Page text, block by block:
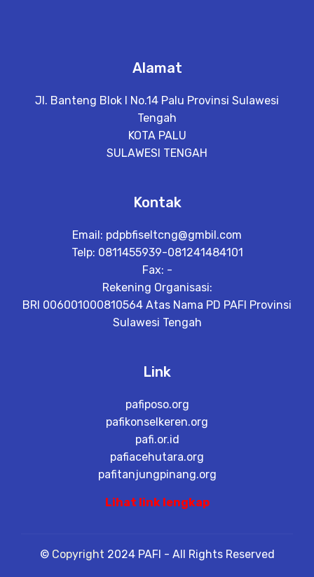
Alamat
Jl. Banteng Blok I No.14 Palu Provinsi Sulawesi
Tengah
KOTA PALU
SULAWESI TENGAH
Kontak
Email: pdpbfiseltcng@gmbil.com
Telp: 0811455939-081241484101
Fax: -
Rekening Organisasi:
BRI 006001000810564 Atas Nama PD PAFI Provinsi
Sulawesi Tengah
Link
pafiposo.org
pafikonselkeren.org
pafi.or.id
pafiacehutara.org
pafitanjungpinang.org
Lihat link lengkap
© Copyright 2024 PAFI - All Rights Reserved